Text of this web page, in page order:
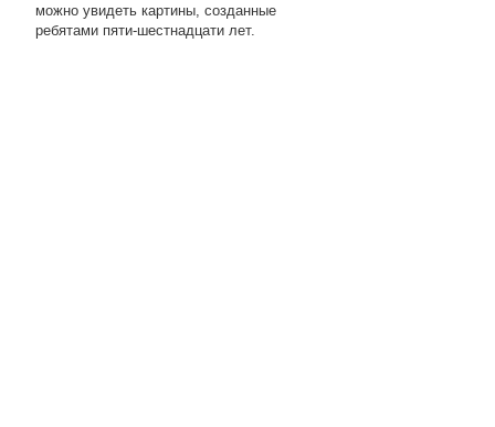
можно увидеть картины, созданные
ребятами пяти-шестнадцати лет.